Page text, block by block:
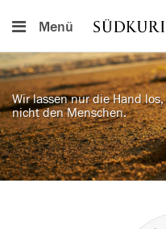
Menü
Wir lassen nur die Hand los,
nicht den Menschen.